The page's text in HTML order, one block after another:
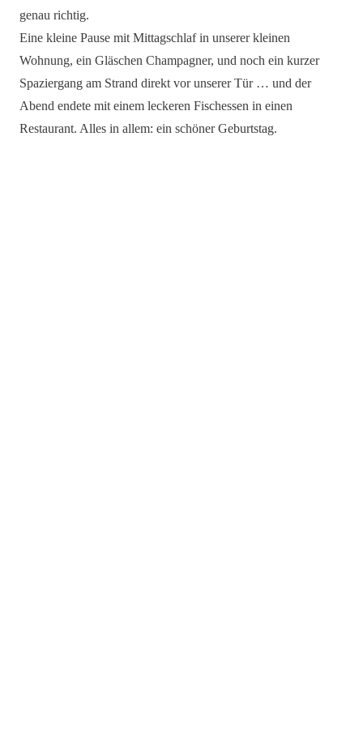
genau richtig.
Eine kleine Pause mit Mittagschlaf in unserer kleinen
Wohnung, ein Gläschen Champagner, und noch ein kurzer
Spaziergang am Strand direkt vor unserer Tür … und der
Abend endete mit einem leckeren Fischessen in einen
Restaurant. Alles in allem: ein schöner Geburtstag.